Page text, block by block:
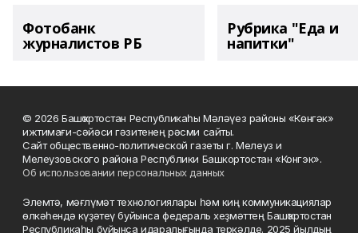
Фотобанк
журналистов РБ
Рубрика "Еда и
напитки"
© 2026 Башҡортостан Республикаһы Мәләүез районы «Көнгәк»
ижтимағи-сәйәси гәзитенең рәсми сайты.
Сайт общественно-политической газеты г. Мелеуз и
Мелеузовского района Республики Башкортостан «Конгэк».
Об использовании персональных данных
Элемтә, мәғлүмәт технологиялары һәм киң коммуникациялар
өлкәһендә күҙәтеү буйынса федераль хеҙмәттең Башҡортостан
Республикаһы буйынса идаралығында теркәлде. 2025 йылдың